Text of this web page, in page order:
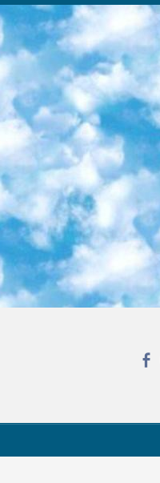
и геномика», «Культура средневековой Скандинавии» и Cinema Studies о теории кино. Каждая подборка лекций — логически связанная история, рассказанная экспертом от первого лица. Кроме того, на сайте появляются научно-образовательные статьи и тесты на разные темы. 7. «Newочём» Команда проекта «Newочём» отбирает самые интересные тексты из англоязычных СМИ и переводит те из них, за которые голосуют участники сообщества «ВКонтакте». По большей части это научно-популярные статьи. Редакторы придумывают лишь заголовки, в остальном содержание переводов соответствует оригиналам. Полные тексты можно читать прямо в социальной сети. 8. InternetUrok Онлайн-база материалов по основным дисциплинам школьной программы. Информация на сайте структурирована по классам, предметам и темам (урокам). Каждый урок состоит из видеолекций и конспектов. Есть также интерактивные тренажёры и тесты для закрепления пройденного материала. Даже если вы давно окончили школу, возможность повторить программу старших классов всегда может пригодиться. 9. Edutainme Ещё один ресурс об образовании. В отличие от Newtonew, как мне кажется, Edutainme больше ориентируется на представителей индустрии: педагогов, предпринимателей, разработчиков образовательных проектов. Но и любой, кто просто стремится к саморазвитию, найдёт на сайте много полезного и интересного для себя. Например, информацию о новых курсах и образовательных сервисах. 10. Newtonew Онлайн-медиа об образовании и обучении в широком смысле. Авторы Newtonew пишут об инструментах, заведениях, тактиках и стратегиях, которые помогают учить других и получать новые знания самостоятельно. На этой площадке вы найдёте новости, обзоры, аналитические мат